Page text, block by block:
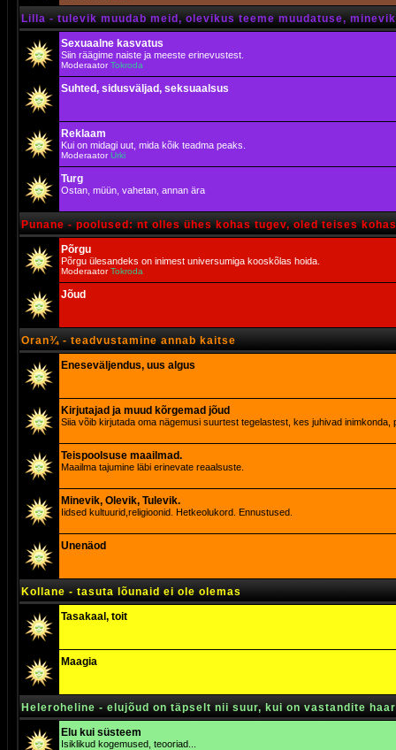
Lilla - tulevik muudab meid, olevikus teeme muudatuse,
Sexuaalne kasvatus
Siin räägime naiste ja meeste erinevustest.
ModeraatorTokroda
Suhted, sidusväljad, seksuaalsus
Reklaam
Kui on midagi uut, mida kõik teadma peaks.
ModeraatorUrki
Turg
Ostan, müün, vahetan, annan ära
Punane - poolused: nt olles ühes kohas tugev, oled teises
Põrgu
Põrgu ülesandeks on inimest universumiga kooskõlas hoida.
ModeraatorTokroda
Jõud
Oran¾ - teadvustamine annab kaitse
Eneseväljendus, uus algus
Kirjutajad ja muud kõrgemad jõud
Siia võib kirjutada oma nägemusi suurtest tegelastest, kes juhivad inimkonda,
Teispoolsuse maailmad.
Maailma tajumine läbi erinevate reaalsuste.
Minevik, Olevik, Tulevik.
Iidsed kultuurid,religioonid. Hetkeolukord. Ennustused.
Unenäod
Kollane - tasuta lõunaid ei ole olemas
Tasakaal, toit
Maagia
Heleroheline - elujõud on täpselt nii suur, kui on vastandite
Elu kui süsteem
Isiklikud kogemused, teooriad...